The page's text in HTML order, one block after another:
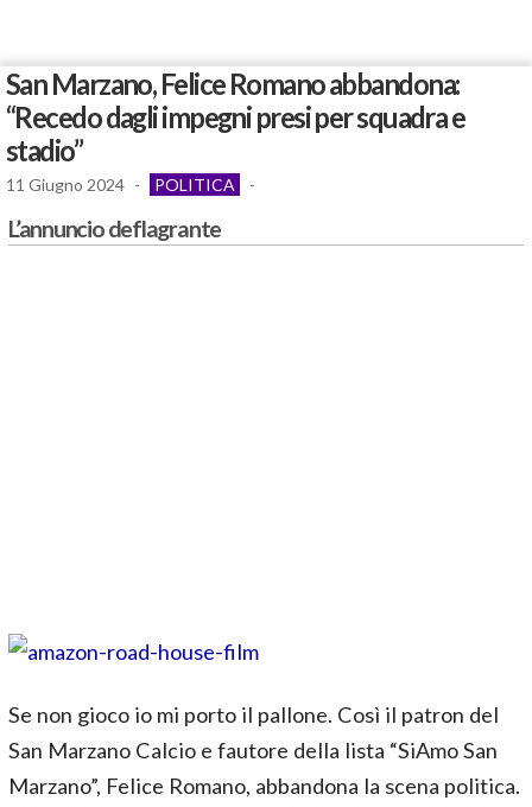
San Marzano, Felice Romano abbandona:
“Recedo dagli impegni presi per squadra e
stadio”
11 Giugno 2024 - POLITICA -
L’annuncio deflagrante
Se non gioco io mi porto il pallone. Così il patron del
San Marzano Calcio e fautore della lista “SiAmo San
Marzano”, Felice Romano, abbandona la scena politica.